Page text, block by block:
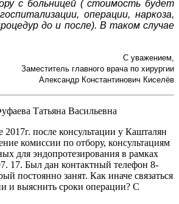
с больницей ( стоимость будет
операции, наркоза,
до и после). В таком случае
С уважением,
Заместитель главного врача по хирургии
Александр Константинович Киселёв
Татьяна Васильевна
после консультации у Кашталян
комиссии по отбору, консультациям
для эндопротезирования в рамках
17. Был дан контактный телефон 8-
постоянно занят. Как иначе связаться
и выяснить сроки операции? С